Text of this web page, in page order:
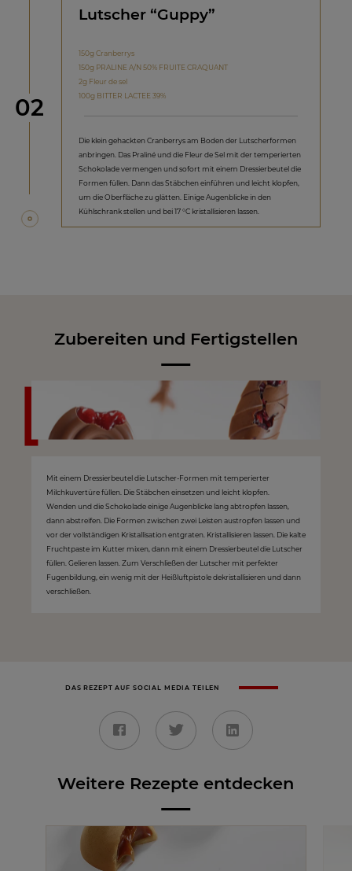
Schritt
02
Lutscher “Guppy”
150g Cranberrys
150g PRALINE A/N 50% FRUITE CRAQUANT
2g Fleur de sel
100g BITTER LACTEE 39%
Die klein gehackten Cranberrys am Boden der Lutscherformen
anbringen. Das Praliné und die Fleur de Sel mit der temperierten
Schokolade vermengen und sofort mit einem Dressierbeutel die
Formen füllen. Dann das Stäbchen einführen und leicht klopfen,
um die Oberfläche zu glätten. Einige Augenblicke in den
Kühlschrank stellen und bei 17 °C kristallisieren lassen.
Zubereiten und Fertigstellen
Mit einem Dressierbeutel die Lutscher-Formen mit temperierter
Milchkuvertüre füllen. Die Stäbchen einsetzen und leicht klopfen.
Wenden und die Schokolade einige Augenblicke lang abtropfen lassen,
dann abstreifen. Die Formen zwischen zwei Leisten austropfen lassen und
vor der vollständigen Kristallisation entgraten. Kristallisieren lassen. Die kalte
Fruchtpaste im Kutter mixen, dann mit einem Dressierbeutel die Lutscher
füllen. Gelieren lassen. Zum Verschließen der Lutscher mit perfekter
Fugenbildung, ein wenig mit der Heißluftpistole dekristallisieren und dann
verschließen.
DAS REZEPT AUF SOCIAL MEDIA TEILEN
Weitere Rezepte entdecken